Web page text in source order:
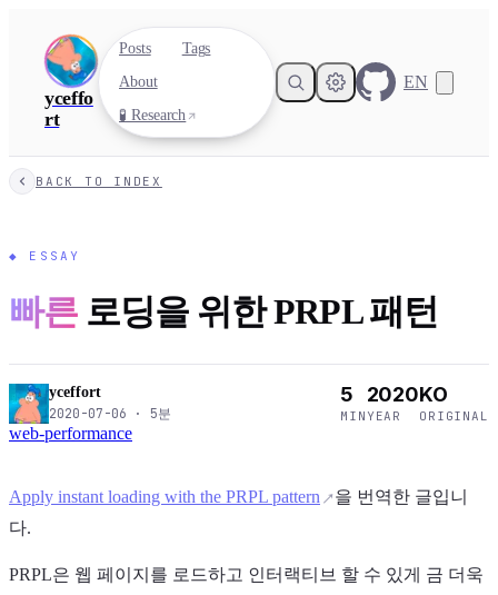
yceffo
rt
Posts
Tags
About
🧪 Research
EN
BACK TO INDEX
◆ ESSAY
빠른 로딩을 위한 PRPL 패턴
yceffort
2020-07-06 · 5분
5
MIN
2020
YEAR
KO
ORIGINAL
web-performance
Apply instant loading with the PRPL pattern
을 번역한 글입니
다.
PRPL은 웹 페이지를 로드하고 인터랙티브 할 수 있게 금 더욱